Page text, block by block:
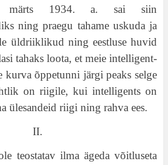
märts 1934. a. sai siin
ning praegu tahame uskuda ja
üldriiklikud ning eestluse huvid
tahaks loota, et meie intelligent-
kurva õppetunni järgi peaks selge
on riigile, kui intelligents on
ülesandeid riigi ning rahva ees.
II.
teostatav ilma ägeda võitluseta